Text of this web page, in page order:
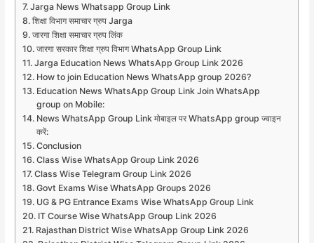
Jarga News Whatsapp Group Link
शिक्षा विभाग समाचार ग्रुप Jarga
जारगा शिक्षा समाचार ग्रुप लिंक
जारगा सरकार शिक्षा ग्रुप विभाग WhatsApp Group Link
Jarga Education News WhatsApp Group Link 2026
How to join Education News WhatsApp group 2026?
Education News WhatsApp Group Link Join WhatsApp
group on Mobile:
News WhatsApp Group Link मोबाइल पर WhatsApp group ज्वाइन
करें:
Conclusion
Class Wise WhatsApp Group Link 2026
Class Wise Telegram Group Link 2026
Govt Exams Wise WhatsApp Groups 2026
UG & PG Entrance Exams Wise WhatsApp Group Link
IT Course Wise WhatsApp Group Link 2026
Rajasthan District Wise WhatsApp Group Link 2026